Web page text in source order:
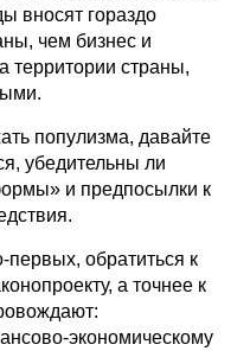
вносят гораздо
чем бизнес и
территории страны,
популизма, давайте
убедительны ли
и предпосылки к
обратиться к
а точнее к
экономическому